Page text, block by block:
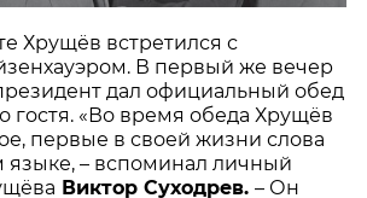
Хрущёв встретился с
В первый же вечер
дал официальный обед
гостя. «Во время обеда Хрущёв
первые в своей жизни слова
языке, – вспоминал личный
Виктор Суходрев.– Он